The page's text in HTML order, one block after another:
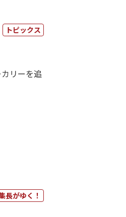
トピックス
リーを追
長がゆく！